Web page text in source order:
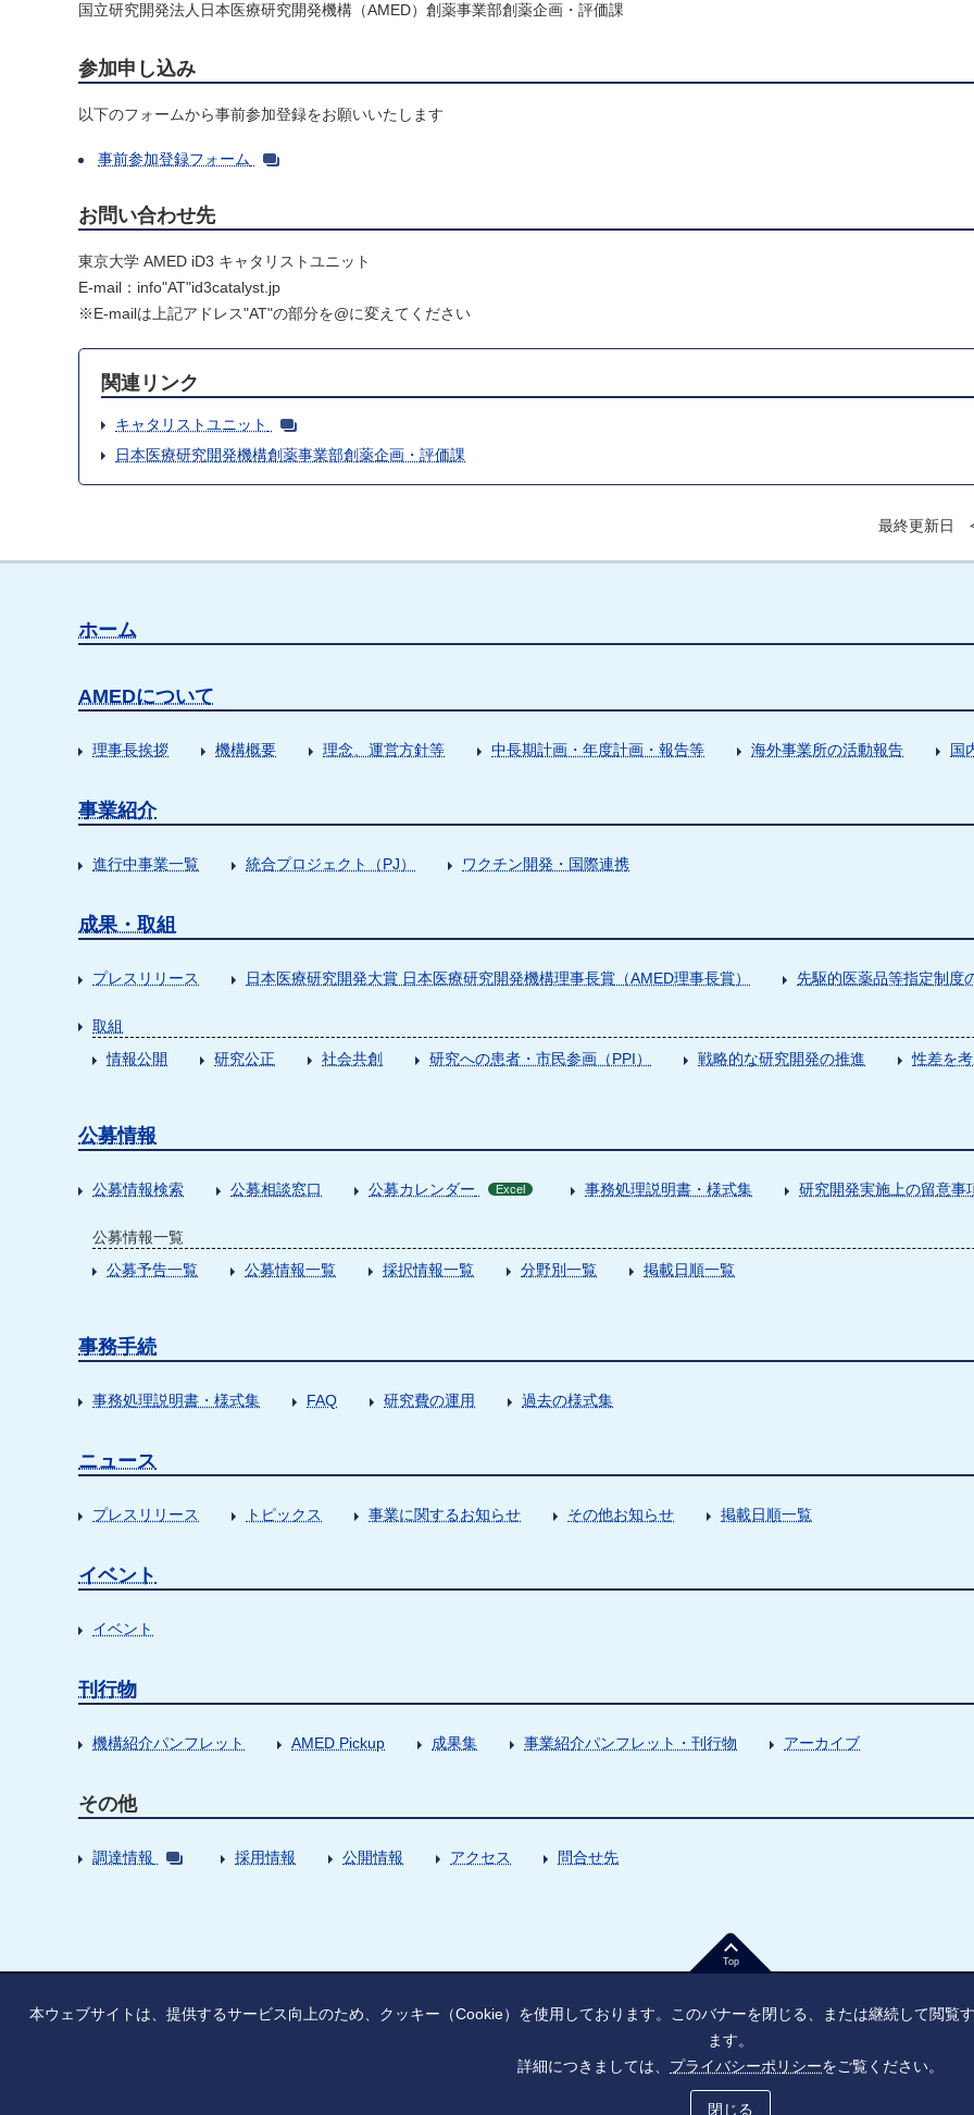
国立研究開発法人日本医療研究開発機構（AMED）創薬事業部創薬企画・評価課
参加申し込み
以下のフォームから事前参加登録をお願いいたします
事前参加登録フォーム
お問い合わせ先
東京大学 AMED iD3 キャタリストユニット
E-mail：info"AT"id3catalyst.jp
※E-mailは上記アドレス"AT"の部分を@に変えてください
関連リンク
キャタリストユニット
日本医療研究開発機構創薬事業部創薬企画・評価課
最終更新日
ホーム
AMEDについて
理事長挨拶 機構概要 理念、運営方針等 中長期計画・年度計画・報告等 海外事業所の活動報告 国
事業紹介
進行中事業一覧 統合プロジェクト（PJ） ワクチン開発・国際連携
成果・取組
プレスリリース 日本医療研究開発大賞 日本医療研究開発機構理事長賞（AMED理事長賞） 先駆的医薬品等指定制度
取組
情報公開
研究公正 社会共創 研究への患者・市民参画（PPI） 戦略的な研究開発の推進 性差を
公募情報
公募情報検索 公募相談窓口 公募カレンダー Excel 事務処理説明書・様式集 研究開発実施上の留意事
公募情報一覧
公募予告一覧
公募情報一覧 採択情報一覧 分野別一覧 掲載日順一覧
事務手続
事務処理説明書・様式集 FAQ 研究費の運用 過去の様式集
ニュース
プレスリリース トピックス 事業に関するお知らせ その他お知らせ 掲載日順一覧
イベント
イベント
刊行物
機構紹介パンフレット AMED Pickup 成果集 事業紹介パンフレット・刊行物 アーカイブ
その他
調達情報 採用情報 公開情報 アクセス 問合せ先
Top
法人番号：9010005023796 東京都千代田区大手町1丁目7番1号
ソーシャル・ネットワーキング・サービス運用ポリシー
本ウェブサイトは、提供するサービス向上のため、クッキー（Cookie）を使用しております。このバナーを閉じる、または継続して閲覧
ます。
詳細につきましては、 プライバシーポリシーをご覧ください。
閉じる